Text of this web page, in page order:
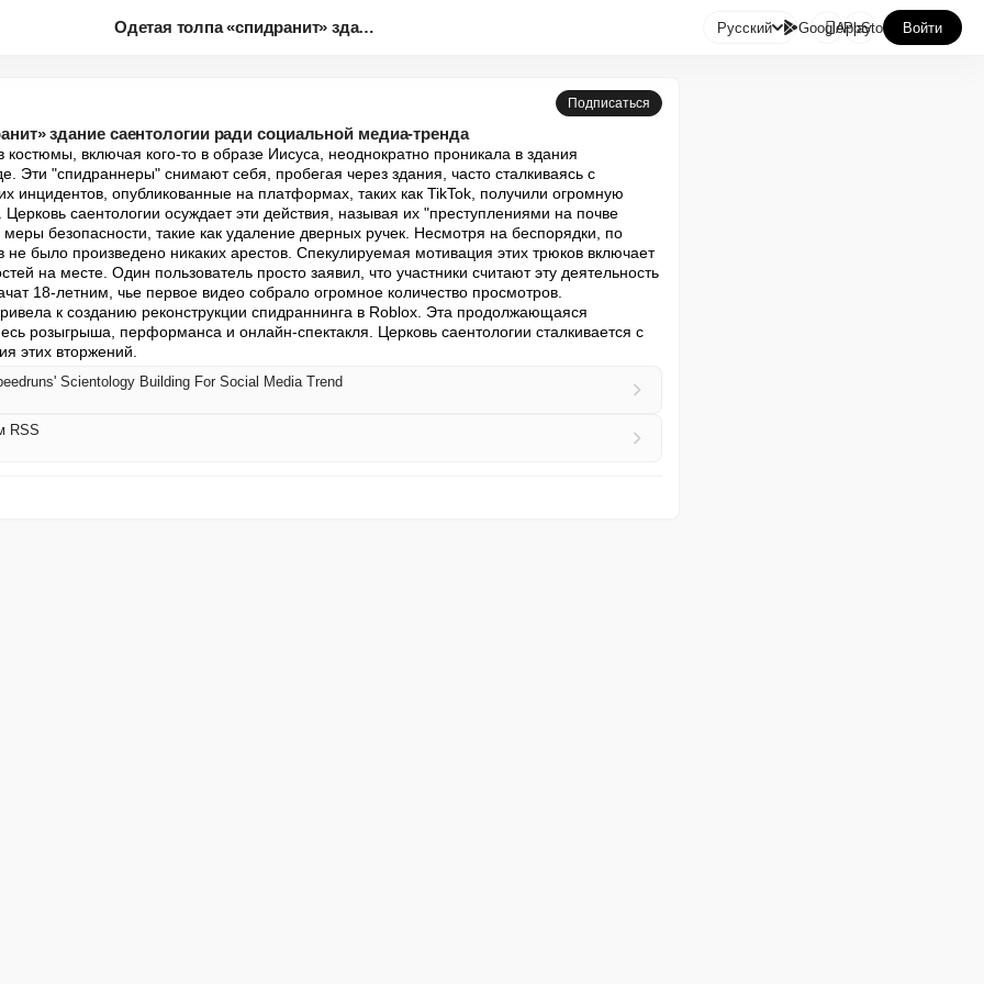
Одетая толпа «спидранит» здани... Русский GooglePlay
AppStore Войти
Подписаться
здание саентологии ради социальной медиа-тренда
включая кого-то в образе Иисуса, неоднократно проникала в здания
Эти "спидраннеры" снимают себя, пробегая через здания, часто сталкиваясь с
инцидентов, опубликованные на платформах, таких как TikTok, получили огромную
саентологии осуждает эти действия, называя их "преступлениями на почве
безопасности, такие как удаление дверных ручек. Несмотря на беспорядки, по
не было произведено никаких арестов. Спекулируемая мотивация этих трюков включает
на месте. Один пользователь просто заявил, что участники считают эту деятельность
18-летним, чье первое видео собрало огромное количество просмотров.
к созданию реконструкции спидраннинга в Roblox. Эта продолжающаяся
розыгрыша, перформанса и онлайн-спектакля. Церковь саентологии сталкивается с
этих вторжений.
Scientology Building For Social Media Trend
RSS